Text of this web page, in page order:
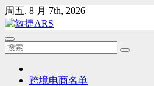
Skip
to
content
周五. 8 月 7th, 2026
跨境电商名单